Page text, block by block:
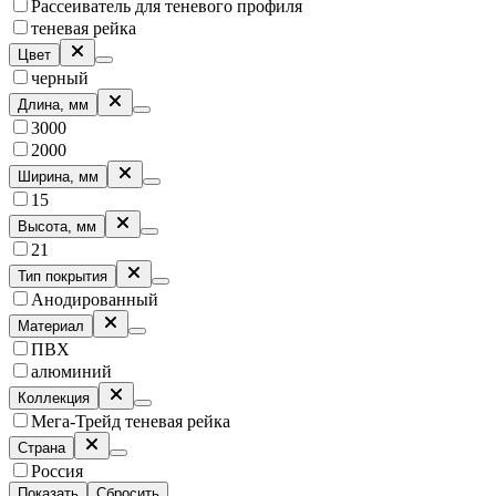
Рассеиватель для теневого профиля
теневая рейка
Цвет
черный
Длина, мм
3000
2000
Ширина, мм
15
Высота, мм
21
Тип покрытия
Анодированный
Материал
ПВХ
алюминий
Коллекция
Мега-Трейд теневая рейка
Страна
Россия